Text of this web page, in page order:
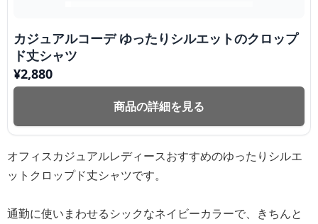
カジュアルコーデ ゆったりシルエットのクロップ
ド丈シャツ
¥2,880
商品の詳細を見る
オフィスカジュアルレディースおすすめのゆったりシルエ
ットクロップド丈シャツです。
通勤に使いまわせるシックなネイビーカラーで、きちんと